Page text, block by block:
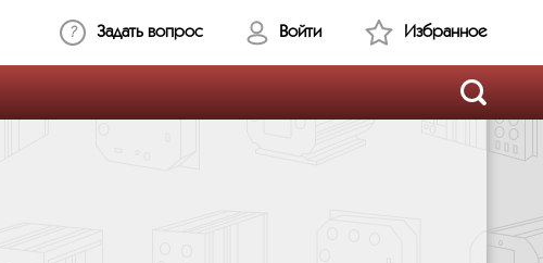
Задать вопрос Войти Избранное